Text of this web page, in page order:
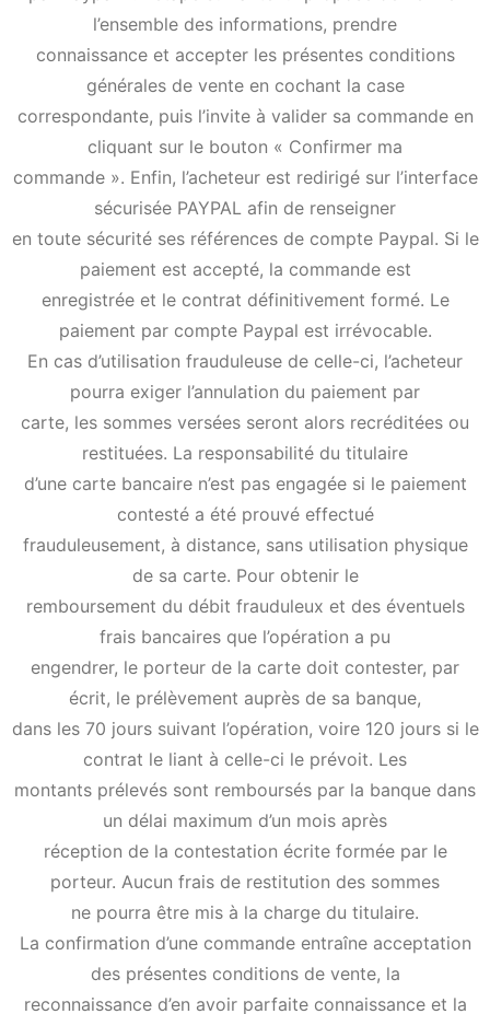
l’ensemble des informations, prendre
connaissance et accepter les présentes conditions
générales de vente en cochant la case
correspondante, puis l’invite à valider sa commande en
cliquant sur le bouton « Confirmer ma
commande ». Enfin, l’acheteur est redirigé sur l’interface
sécurisée PAYPAL afin de renseigner
en toute sécurité ses références de compte Paypal. Si le
paiement est accepté, la commande est
enregistrée et le contrat définitivement formé. Le
paiement par compte Paypal est irrévocable.
En cas d’utilisation frauduleuse de celle-ci, l’acheteur
pourra exiger l’annulation du paiement par
carte, les sommes versées seront alors recréditées ou
restituées. La responsabilité du titulaire
d’une carte bancaire n’est pas engagée si le paiement
contesté a été prouvé effectué
frauduleusement, à distance, sans utilisation physique
de sa carte. Pour obtenir le
remboursement du débit frauduleux et des éventuels
frais bancaires que l’opération a pu
engendrer, le porteur de la carte doit contester, par
écrit, le prélèvement auprès de sa banque,
dans les 70 jours suivant l’opération, voire 120 jours si le
contrat le liant à celle-ci le prévoit. Les
montants prélevés sont remboursés par la banque dans
un délai maximum d’un mois après
réception de la contestation écrite formée par le
porteur. Aucun frais de restitution des sommes
ne pourra être mis à la charge du titulaire.
La confirmation d’une commande entraîne acceptation
des présentes conditions de vente, la
reconnaissance d’en avoir parfaite connaissance et la